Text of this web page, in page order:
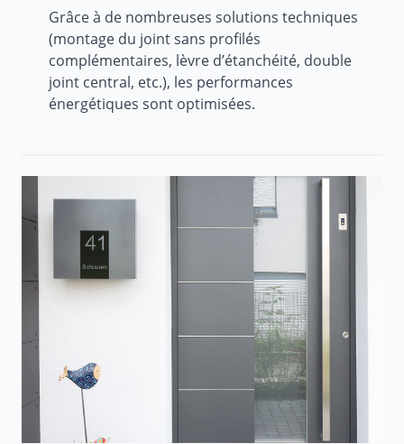
Grâce à de nombreuses solutions techniques
(montage du joint sans profilés
complémentaires, lèvre d’étanchéité, double
joint central, etc.), les performances
énergétiques sont optimisées.